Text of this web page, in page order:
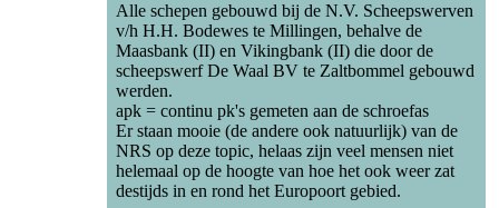
Alle schepen gebouwd bij de N.V. Scheepswerven
v/h H.H. Bodewes te Millingen, behalve de
Maasbank (II) en Vikingbank (II) die door de
scheepswerf De Waal BV te Zaltbommel gebouwd
werden.
apk = continu pk's gemeten aan de schroefas
Er staan mooie (de andere ook natuurlijk) van de
NRS op deze topic, helaas zijn veel mensen niet
helemaal op de hoogte van hoe het ook weer zat
destijds in en rond het Europoort gebied.